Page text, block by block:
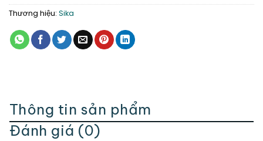
Thương hiệu: Sika
Thông tin sản phẩm
Đánh giá (0)